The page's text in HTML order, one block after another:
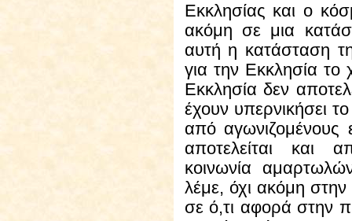
Εκκλησίας και ο
ακόμη σε μια
αυτή η κατάσταση
για την Εκκλησία το
Εκκλησία δεν
έχουν υπερνικήσει
από αγωνιζομένους
αποτελείται και
κοινωνία
λέμε, όχι ακόμη
σε ό,τι αφορά στην